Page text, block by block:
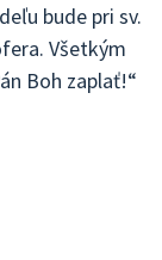
bude pri sv.
Všetkým
Boh zaplať!“